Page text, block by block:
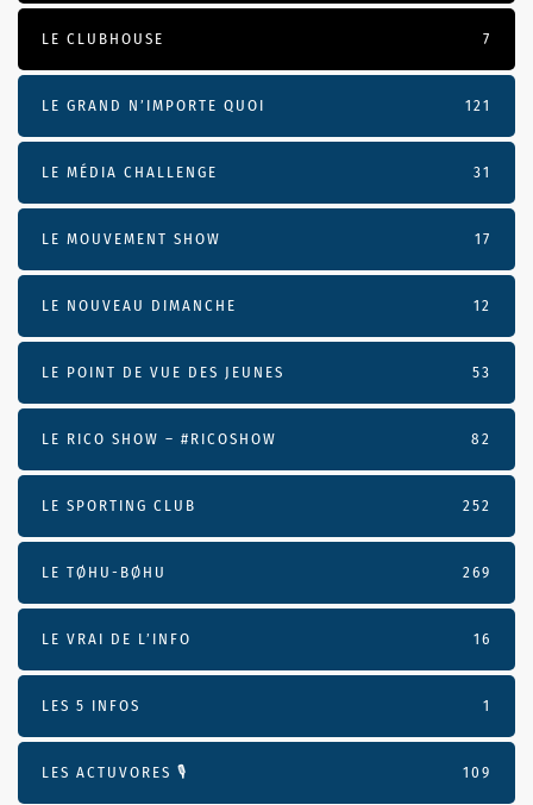
LE CLUBHOUSE 7
LE GRAND N’IMPORTE QUOI 121
LE MÉDIA CHALLENGE 31
LE MOUVEMENT SHOW 17
LE NOUVEAU DIMANCHE 12
LE POINT DE VUE DES JEUNES 53
LE RICO SHOW – #RICOSHOW 82
LE SPORTING CLUB 252
LE TØHU-BØHU 269
LE VRAI DE L’INFO 16
LES 5 INFOS 1
LES ACTUVORES 🎙 109